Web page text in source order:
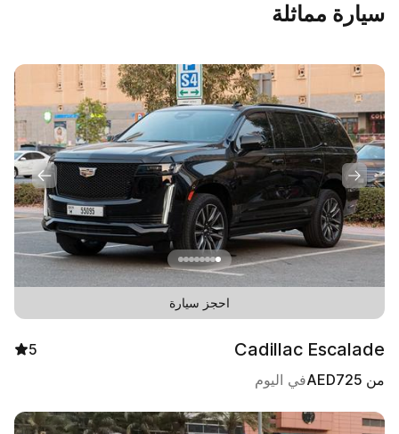
سيارة مماثلة
احجز سيارة
Cadillac Escalade
5
من 725
AEDفي اليوم